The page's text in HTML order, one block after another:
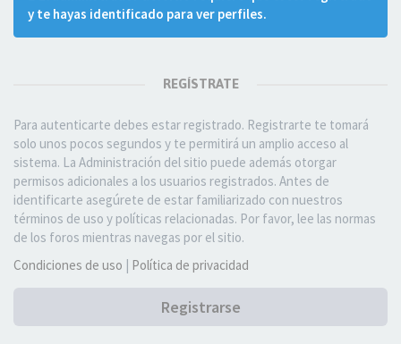
y te hayas identificado para ver perfiles.
REGÍSTRATE
Para autenticarte debes estar registrado. Registrarte te tomará
solo unos pocos segundos y te permitirá un amplio acceso al
sistema. La Administración del sitio puede además otorgar
permisos adicionales a los usuarios registrados. Antes de
identificarte asegúrete de estar familiarizado con nuestros
términos de uso y políticas relacionadas. Por favor, lee las normas
de los foros mientras navegas por el sitio.
Condiciones de uso | Política de privacidad
Registrarse